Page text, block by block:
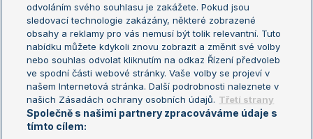
Turnaj mistrů
Turnaj mistryň
Aktualní trendy
Fotbalové přestupy
Livesport Daily
LS Prague Open
odvoláním svého souhlasu je zakážete. Pokud jsou
sledovací technologie zakázány, některé zobrazené
obsahy a reklamy pro vás nemusí být tolik relevantní. Tuto
nabídku můžete kdykoli znovu zobrazit a změnit své volby
nebo souhlas odvolat kliknutím na odkaz Řízení předvoleb
ve spodní části webové stránky. Vaše volby se projeví v
našem Internetová stránka. Další podrobnosti naleznete v
našich Zásadách ochrany osobních údajů. Třetí strany
Společně s našimi partnery zpracováváme údaje s
tímto cílem: